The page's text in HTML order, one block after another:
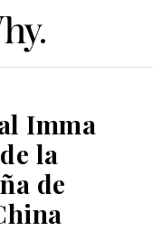
Imma
la
de